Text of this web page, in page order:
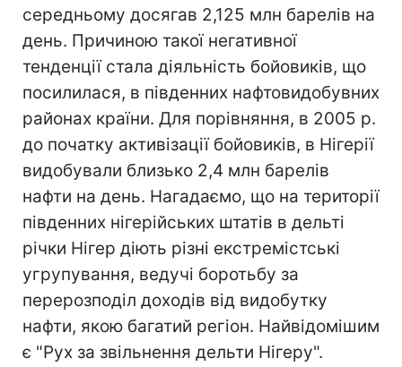
середньому досягав 2,125 млн барелів на
день. Причиною такої негативної
тенденції стала діяльність бойовиків, що
посилилася, в південних нафтовидобувних
районах країни. Для порівняння, в 2005 р.
до початку активізації бойовиків, в Нігерії
видобували близько 2,4 млн барелів
нафти на день. Нагадаємо, що на території
південних нігерійських штатів в дельті
річки Нігер діють різні екстремістські
угрупування, ведучі боротьбу за
перерозподіл доходів від видобутку
нафти, якою багатий регіон. Найвідомішим
є "Рух за звільнення дельти Нігеру".